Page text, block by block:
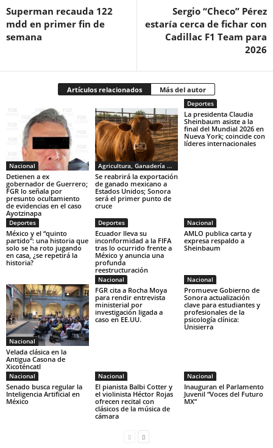
Superman recauda 122
mdd en primer fin de
semana
Sergio “Checo” Pérez
estaría cerca de fichar con
Cadillac F1 Team para
2026
Artículos relacionados Más del autor
Nacional
Detienen a ex
gobernador de Guerrero;
FGR lo señala por
presunto ocultamiento
de evidencias en el caso
Ayotzinapa
Agricultura, Ganadería y Pesca
Se reabrirá la exportación
de ganado mexicano a
Estados Unidos; Sonora
será el primer punto de
cruce
Deportes
La presidenta Claudia
Sheinbaum asiste a la
final del Mundial 2026 en
Nueva York; coincide con
líderes internacionales
Deportes
México y el “quinto
partido”: una historia que
solo se ha roto jugando
en casa, ¿se repetirá la
historia?
Deportes
Ecuador lleva su
inconformidad a la FIFA
tras lo ocurrido frente a
México y anuncia una
profunda
reestructuración
Nacional
AMLO publica carta y
expresa respaldo a
Sheinbaum
Nacional
Velada clásica en la
Antigua Casona de
Xicoténcatl
Nacional
FGR cita a Rocha Moya
para rendir entrevista
ministerial por
investigación ligada a
caso en EE.UU.
Nacional
Promueve Gobierno de
Sonora actualización
clave para estudiantes y
profesionales de la
psicología clínica:
Unisierra
Nacional
Senado busca regular la
Inteligencia Artificial en
México
Nacional
El pianista Balbi Cotter y
el violinista Héctor Rojas
ofrecen recital con
clásicos de la música de
cámara
Nacional
Inauguran el Parlamento
Juvenil “Voces del Futuro
MX”